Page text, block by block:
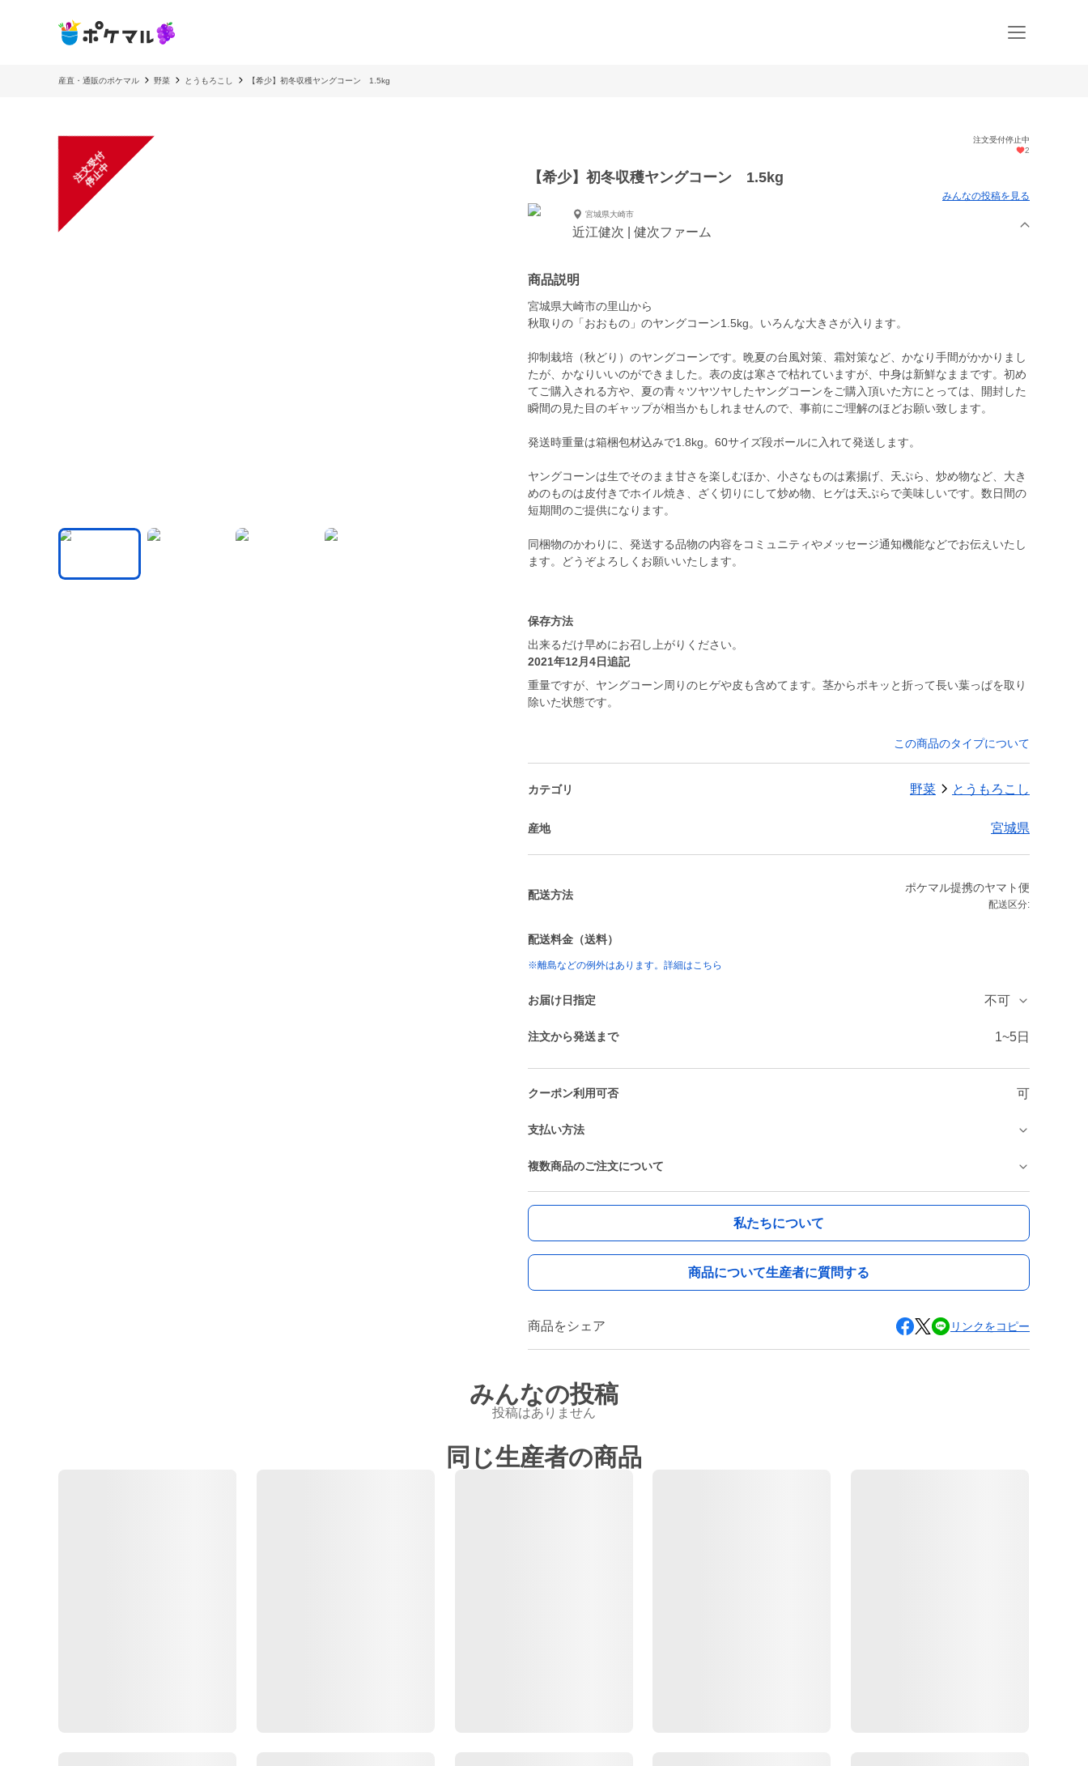
産直・通販のポケマル 野菜 とうもろこし 【希少】初冬収穫ヤングコーン 1.5kg
注
文
受
付
停
止
中
注文受付停止中
2
【希少】初冬収穫ヤングコーン 1.5kg
みんなの投稿を見る
宮城県大崎市
近江健次 | 健次ファーム
商品説明
宮城県大崎市の里山から
秋取りの「おおもの」のヤングコーン1.5kg。いろんな大きさが入ります。
抑制栽培（秋どり）のヤングコーンです。晩夏の台風対策、霜対策など、かなり手間がかかりまし
たが、かなりいいのができました。表の皮は寒さで枯れていますが、中身は新鮮なままです。初め
てご購入される方や、夏の青々ツヤツヤしたヤングコーンをご購入頂いた方にとっては、開封した
瞬間の見た目のギャップが相当かもしれませんので、事前にご理解のほどお願い致します。
発送時重量は箱梱包材込みで1.8kg。60サイズ段ボールに入れて発送します。
ヤングコーンは生でそのまま甘さを楽しむほか、小さなものは素揚げ、天ぷら、炒め物など、大き
めのものは皮付きでホイル焼き、ざく切りにして炒め物、ヒゲは天ぷらで美味しいです。数日間の
短期間のご提供になります。
同梱物のかわりに、発送する品物の内容をコミュニティやメッセージ通知機能などでお伝えいたし
ます。どうぞよろしくお願いいたします。
保存方法
出来るだけ早めにお召し上がりください。
2021年12月4日追記
重量ですが、ヤングコーン周りのヒゲや皮も含めてます。茎からポキッと折って長い葉っぱを取り
除いた状態です。
この商品のタイプについて
カテゴリ 野菜 とうもろこし
産地 宮城県
配送方法
ポケマル提携のヤマト便
配送区分:
配送料金（送料）
※離島などの例外はあります。詳細はこちら
お届け日指定 不可
注文から発送まで 1~5日
クーポン利用可否 可
支払い方法
複数商品のご注文について
私たちについて
商品について生産者に質問する
商品をシェア リンクをコピー
みんなの投稿
投稿はありません
同じ生産者の商品